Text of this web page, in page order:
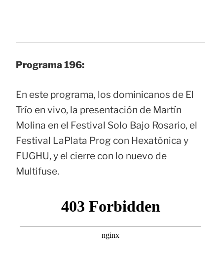
Programa 196:
En este programa, los dominicanos de El
Trío en vivo, la presentación de Martín
Molina en el Festival Solo Bajo Rosario, el
Festival LaPlata Prog con Hexatónica y
FUGHU, y el cierre con lo nuevo de
Multifuse.